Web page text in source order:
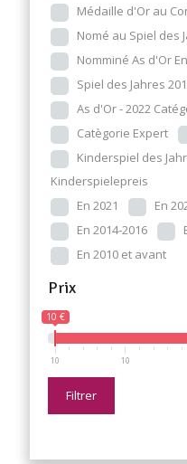
Médaille d'Or au
Nomé au Spiel des
Nomminé As d'Or
Spiel des Jahres
As d'Or - 2022
Catègorie Expert
Kinderspiel des
Kinderspielepreis
En 2021
En
En 2014-2016
En 2010 et avant
Prix
10 €
10 10
Filtrer